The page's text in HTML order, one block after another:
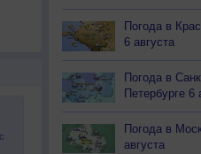
Погода в
6 августа
Погода в
Петербурге 6
Погода в
августа